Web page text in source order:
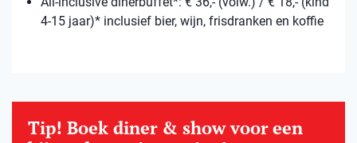
4-15 jaar)* inclusief bier, wijn, frisdranken en koffie
Tip! Boek diner & show voor een